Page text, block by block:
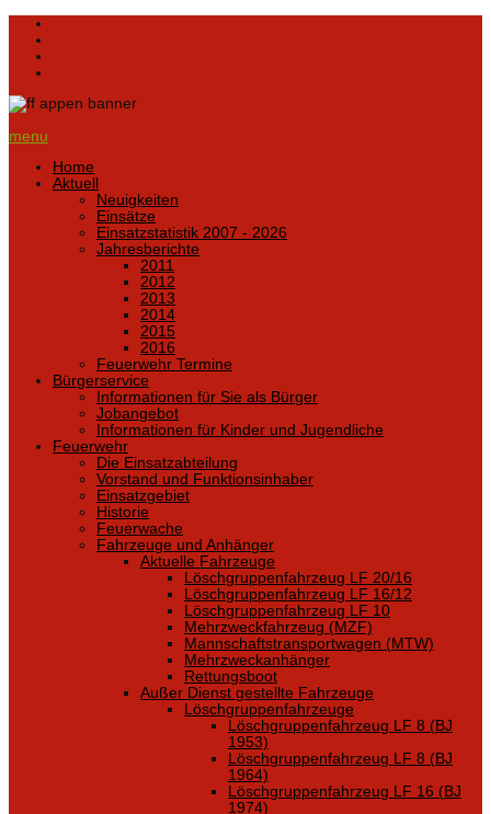
menu
Home
Aktuell
Neuigkeiten
Einsätze
Einsatzstatistik 2007 - 2026
Jahresberichte
2011
2012
2013
2014
2015
2016
Feuerwehr Termine
Bürgerservice
Informationen für Sie als Bürger
Jobangebot
Informationen für Kinder und Jugendliche
Feuerwehr
Die Einsatzabteilung
Vorstand und Funktionsinhaber
Einsatzgebiet
Historie
Feuerwache
Fahrzeuge und Anhänger
Aktuelle Fahrzeuge
Löschgruppenfahrzeug LF 20/16
Löschgruppenfahrzeug LF 16/12
Löschgruppenfahrzeug LF 10
Mehrzweckfahrzeug (MZF)
Mannschaftstransportwagen (MTW)
Mehrzweckanhänger
Rettungsboot
Außer Dienst gestellte Fahrzeuge
Löschgruppenfahrzeuge
Löschgruppenfahrzeug LF 8 (BJ
1953)
Löschgruppenfahrzeug LF 8 (BJ
1964)
Löschgruppenfahrzeug LF 16 (BJ
1974)